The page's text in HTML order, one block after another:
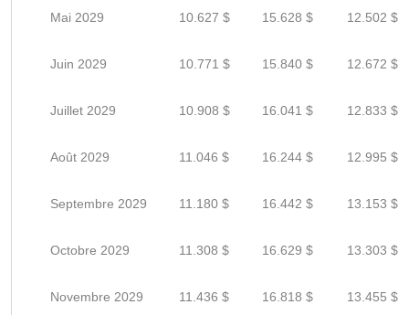
Mai 2029 10.627 $ 15.628 $ 12.502 $
Juin 2029 10.771 $ 15.840 $ 12.672 $
Juillet 2029 10.908 $ 16.041 $ 12.833 $
Août 2029 11.046 $ 16.244 $ 12.995 $
Septembre 2029 11.180 $ 16.442 $ 13.153 $
Octobre 2029 11.308 $ 16.629 $ 13.303 $
Novembre 2029 11.436 $ 16.818 $ 13.455 $